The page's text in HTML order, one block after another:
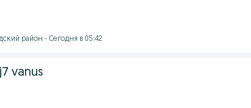
район - Сегодня в 05:42
vanus